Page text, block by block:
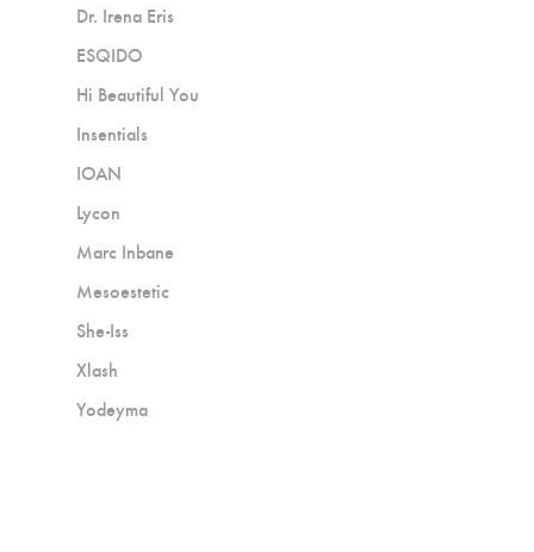
Dr. Irena Eris
ESQIDO
Hi Beautiful You
Insentials
IOAN
Lycon
Marc Inbane
Mesoestetic
She-Iss
Xlash
Yodeyma